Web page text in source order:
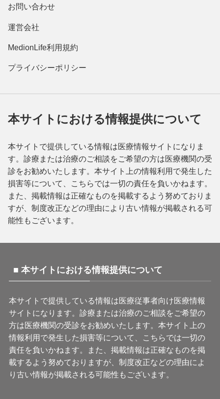
お問い合わせ
運営会社
MedionLife利用規約
プライバシーポリシー
本サイトにおける情報提供について
本サイトで提供している情報は医療情報サイトになりま
す。診療または治療のご相談をご希望の方は医療機関の受
診をお勧めいたします。本サイト上の情報利用で発生した
損害等について、こちらでは一切の責任を負いかねます。
また、掲載情報は正確なものを掲載するよう努めておりま
すが、制度改正などの理由により古い情報が掲載される可
能性もございます。
■ 本サイトにおける情報提供について
本サイトで提供している情報は医療従事者向け医療情報
サイトになります。診療または治療のご相談をご希望の
方は医療機関の受診をお勧めいたします。本サイト上の
情報利用で発生した損害等について、こちらでは一切の
責任を負いかねます。また、掲載情報は正確なものを掲
載するよう努めておりますが、制度改正などの理由によ
り古い情報が掲載される可能性もございます。